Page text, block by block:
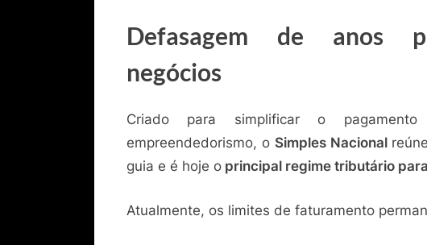
Defasagem de anos
negócios
Criado para simplificar o
empreendedorismo, o Simples Nacional
guia e é hoje o principal regime tributário
Atualmente, os limites de faturamento